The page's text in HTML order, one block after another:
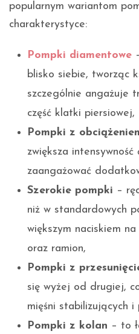
popularnym wariantom
charakterystyce:
Pompki diamentowe
blisko siebie, tworząc
szczególnie angażuje
część klatki piersiowej,
Pompki z
zwiększa
zaangażować
Szerokie pompki –
niż w standardowych
większym naciskiem
oraz ramion,
Pompki z
się wyżej od drugiej,
mięśni stabilizujących
Pompki z kolan – to